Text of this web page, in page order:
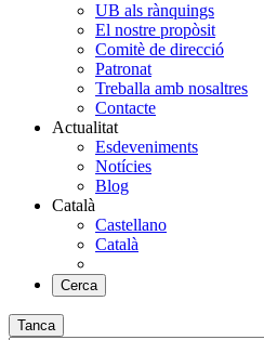
UB als rànquings
El nostre propòsit
Comitè de direcció
Patronat
Treballa amb nosaltres
Contacte
Actualitat
Esdeveniments
Notícies
Blog
Català
Castellano
Català
Cerca
Tanca